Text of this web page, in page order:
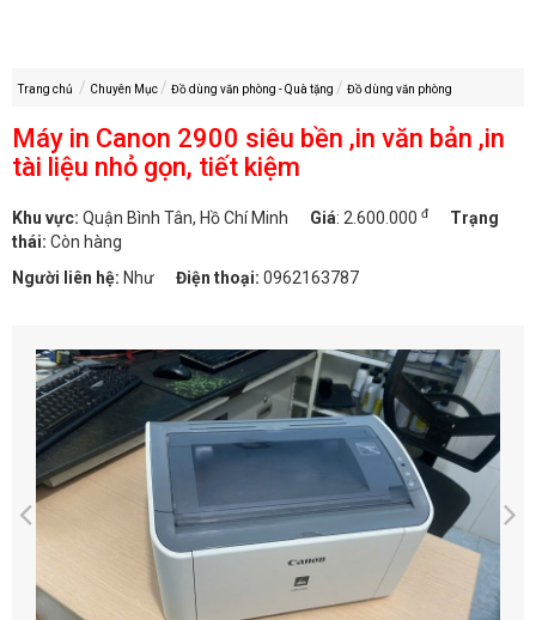
Trang chủ Chuyên Mục Đồ dùng văn phòng - Quà tặng Đồ dùng văn phòng
Máy in Canon 2900 siêu bền ,in văn bản ,in
tài liệu nhỏ gọn, tiết kiệm
Khu vực: Quận Bình Tân, Hồ Chí Minh Giá: 2.600.000 đ
Trạng
thái: Còn hàng
Người liên hệ: Như Điện thoại: 0962163787